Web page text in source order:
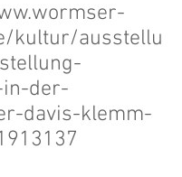
kultur/ausstellu
in-der-
davis-klemm-